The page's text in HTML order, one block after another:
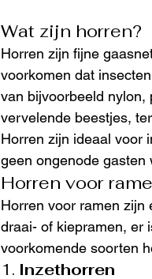
Wat zijn horren?
Horren zijn fijne
voorkomen dat
van bijvoorbeeld
vervelende beestjes,
Horren zijn ideaal voor
geen ongenode gasten
Horren voor
Horren voor ramen
draai- of kiepramen, er
voorkomende soorten
1. Inzethorren